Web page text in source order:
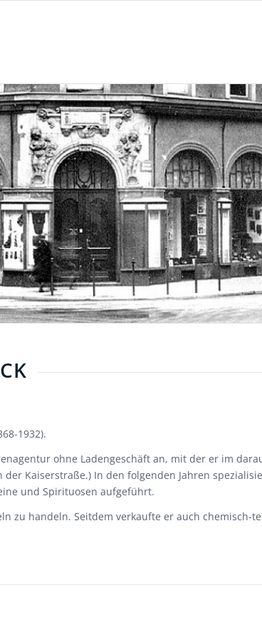
1932).
ohne Ladengeschäft an, mit der er im
Kaiserstraße.) In den folgenden Jahren
und Spirituosen aufgeführt.
zu handeln. Seitdem verkaufte er auch chemisch-